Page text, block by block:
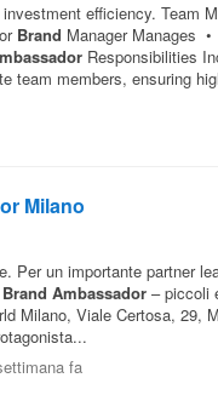
efficiency. Team
Brand Manager Manages
Responsibilities
team members, ensuring
Milano
Per un importante partner
Brand Ambassador – piccoli
Milano, Viale Certosa, 29,
fa